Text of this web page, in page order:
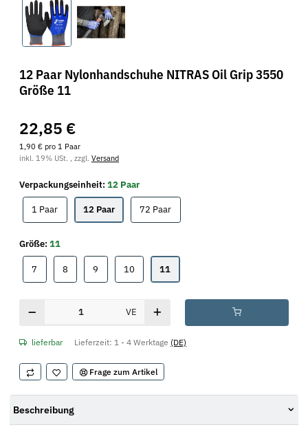
12 Paar Nylonhandschuhe NITRAS Oil Grip 3550
Größe 11
22,85 €
1,90 € pro 1 Paar
inkl. 19% USt. , zzgl. Versand
Verpackungseinheit: 12 Paar
1 Paar1 Paar12 Paar12 Paar72 Paar72 Paar
Größe: 11
7 88 9 1010 1111
VE
lieferbar Lieferzeit: 1 - 4 Werktage (DE)
Frage zum Artikel
Beschreibung